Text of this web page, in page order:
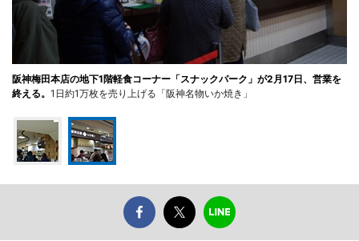
阪神梅田本店の地下1階軽食コーナー「スナックパーク」が2月17日、営業を
終える。 1日約1万枚を売り上げる「阪神名物いか焼き」